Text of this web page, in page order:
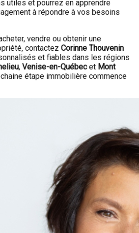
utiles et pourrez en apprendre
à répondre à vos besoins
vendre ou obtenir une
contactez Corinne Thouvenin
et fiables dans les régions
, Venise-en-Québecet Mont
étape immobilière commence